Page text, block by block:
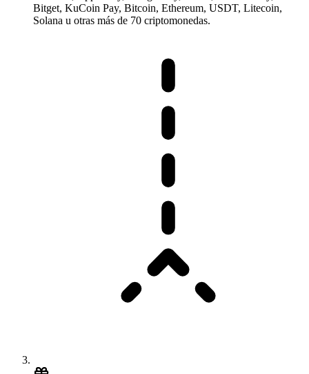
Bitget, KuCoin Pay, Bitcoin, Ethereum, USDT, Litecoin,
Solana u otras más de 70 criptomonedas.